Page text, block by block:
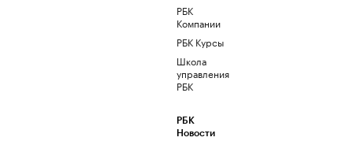
РБК
Компании
РБК Курсы
Школа
управления
РБК
РБК
Новости